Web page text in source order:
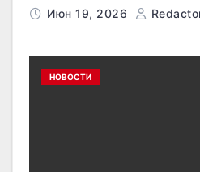
Июн 19, 2026
НОВОСТИ